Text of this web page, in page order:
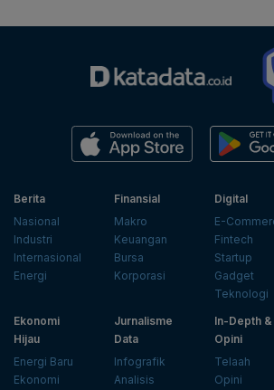
Berita
Nasional
Industri
Internasional
Energi
Finansial
Makro
Keuangan
Bursa
Korporasi
Digital
E-
Fintech
Startup
Gadget
Teknologi
Ekonomi
Hijau
Energi Baru
Ekonomi
Jurnalisme
Data
Infografik
Analisis
In-Depth &
Opini
Telaah
Opini